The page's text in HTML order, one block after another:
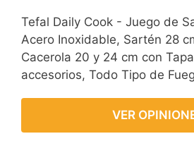
Tefal Daily Cook - Juego de
Acero Inoxidable, Sartén 28
Cacerola 20 y 24 cm con
accesorios, Todo Tipo de
VER